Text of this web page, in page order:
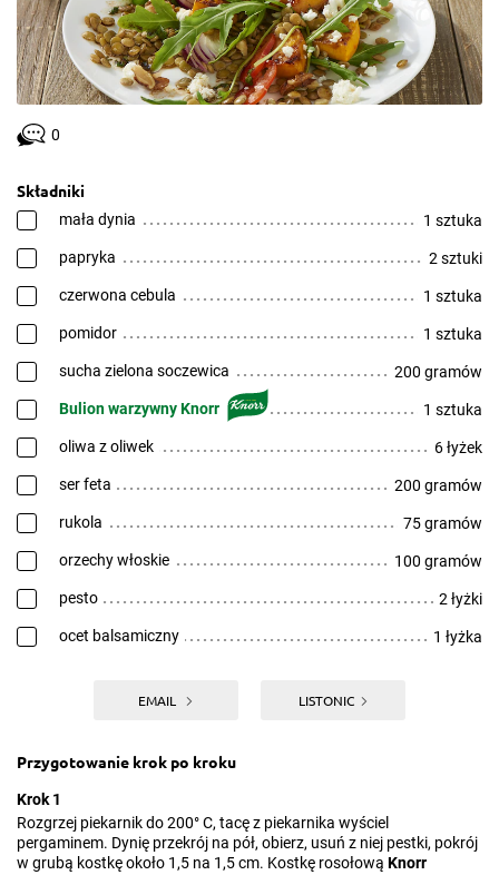
0
Składniki
mała dynia 1 sztuka
papryka 2 sztuki
czerwona cebula 1 sztuka
pomidor 1 sztuka
sucha zielona soczewica 200 gramów
Bulion warzywny Knorr 1 sztuka
oliwa z oliwek 6 łyżek
ser feta 200 gramów
rukola 75 gramów
orzechy włoskie 100 gramów
pesto 2 łyżki
ocet balsamiczny 1 łyżka
EMAIL LISTONIC
Przygotowanie krok po kroku
Krok 1
Rozgrzej piekarnik do 200° C, tacę z piekarnika wyściel
pergaminem. Dynię przekrój na pół, obierz, usuń z niej pestki, pokrój
w grubą kostkę około 1,5 na 1,5 cm. Kostkę rosołową Knorr